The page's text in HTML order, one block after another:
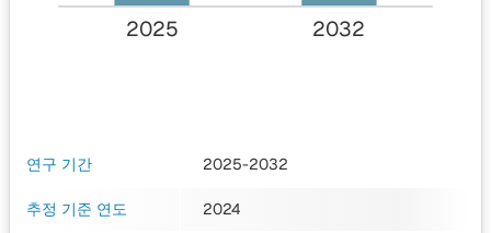
2025 2032
연구 기간 2025-2032
추정 기준 연도 2024